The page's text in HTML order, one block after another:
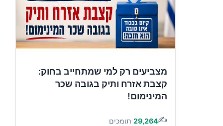
מצביעים רק למי שמתחייב בחוק:
קצבת אזרח ותיק בגובה שכר
המינימום!
✍️
29,264 תומכים